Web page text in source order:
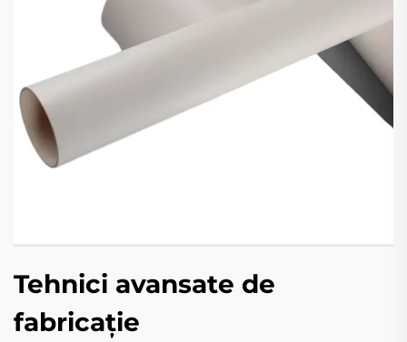
Tehnici avansate de
fabricație